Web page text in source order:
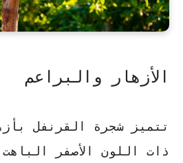
الأزهار والبراعم
تتميز شجرة القرنفل
ذات اللون الأصفر